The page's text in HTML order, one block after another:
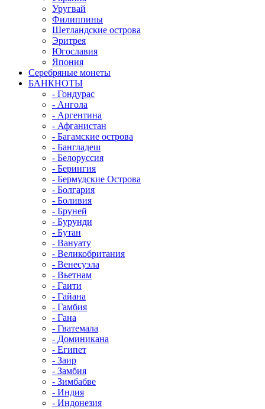
Уругвай
Филиппины
Шетландские острова
Эритрея
Югославия
Япония
Серебряные монеты
БАНКНОТЫ
- Гондурас
- Ангола
- Аргентина
- Афганистан
- Багамские острова
- Бангладеш
- Белоруссия
- Берингия
- Бермудские Острова
- Болгария
- Боливия
- Бруней
- Бурунди
- Бутан
- Вануату
- Великобритания
- Венесуэла
- Вьетнам
- Гаити
- Гайана
- Гамбия
- Гана
- Гватемала
- Доминикана
- Египет
- Заир
- Замбия
- Зимбабве
- Индия
- Индонезия